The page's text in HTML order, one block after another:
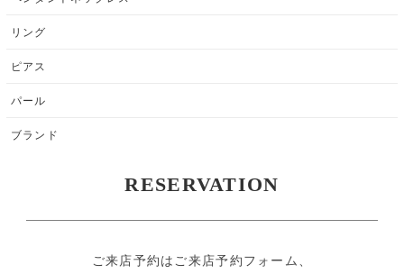
リング
ピアス
パール
ブランド
RESERVATION
ご来店予約はご来店予約フォーム、